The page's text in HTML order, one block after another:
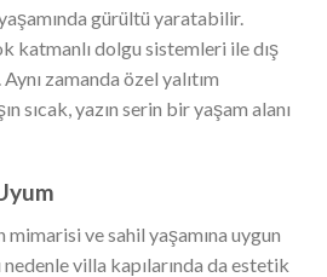
gürültü yaratabilir.
katmanlı dolgu sistemleri ile dış
zamanda özel yalıtım
sıcak, yazın serin bir yaşam alanı
mimarisi ve sahil yaşamına uygun
nedenle villa kapılarında da estetik